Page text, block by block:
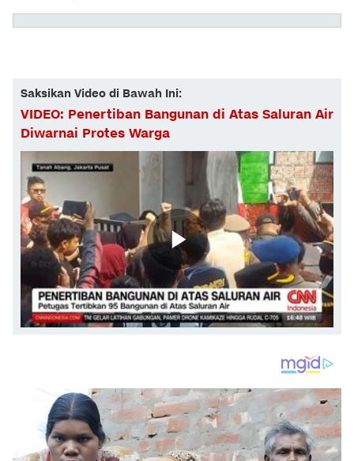
Saksikan Video di Bawah Ini:
VIDEO: Penertiban Bangunan di Atas Saluran Air
Diwarnai Protes Warga